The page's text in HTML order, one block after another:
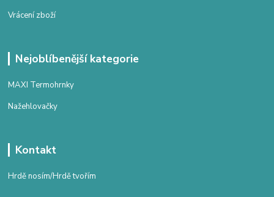
Vrácení zboží
Nejoblíbenější kategorie
MAXI Termohrnky
Nažehlovačky
Kontakt
Hrdě nosím/Hrdě tvořím